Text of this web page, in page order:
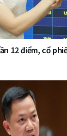
12 điểm, cổ